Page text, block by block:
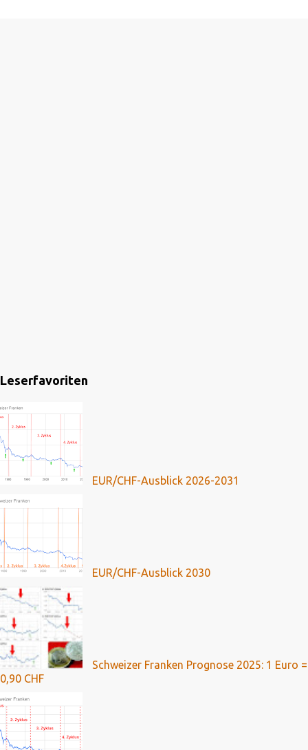
Leserfavoriten
EUR/CHF-Ausblick 2026-2031
EUR/CHF-Ausblick 2030
Schweizer Franken Prognose 2025: 1 Euro =
0,90 CHF